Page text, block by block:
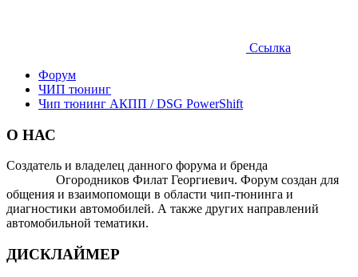
Ссылка
Форум
ЧИП тюнинг
Чип тюнинг АКПП / DSG PowerShift
О НАС
Создатель и владелец данного форума и бренда
Огородников Филат Георгиевич. Форум создан для
общения и взаимопомощи в области чип-тюнинга и
диагностики автомобилей. А также других направлений
автомобильной тематики.
ДИСКЛАЙМЕР